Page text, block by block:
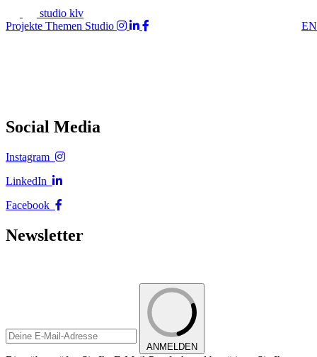
studio klv
Projekte Themen Studio EN
Social Media
Instagram
LinkedIn
Facebook
Newsletter
ANMELDEN